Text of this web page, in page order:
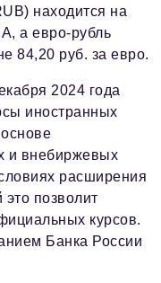
находится на
а евро-рубль
84,20 руб. за евро.
2024 года
иностранных
и внебиржевых
расширения
позволит
курсов.
Банка России